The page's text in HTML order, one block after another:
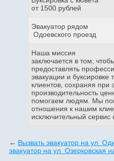
от 1500 рублей
Эвакуатор рядом
Одоевского проезд
Наша миссия
заключается в том,
предоставлять
эвакуации и буксировке
клиентов, сохраняя
производительность
помогаем людям. Мы
отношения к нашим
исключительный сервис
← Вызвать эвакуатор на ул
эвакуатор на ул Озерковская